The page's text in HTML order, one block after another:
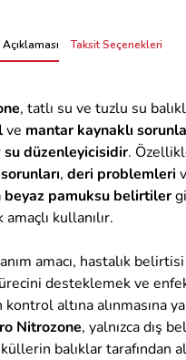
Taksit Seçenekleri
, tatlı su ve tuzlu su
ve mantar kaynaklı
su düzenleyicisidir.
, deri problemleri
beyaz pamuksu belirtiler
kullanılır.
amacı, hastalık
desteklemek ve
altına alınmasına
Nitrozone, yalnızca dış
balıklar tarafından